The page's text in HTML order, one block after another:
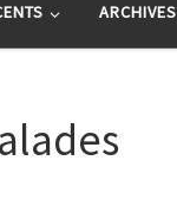
ARCHIVES